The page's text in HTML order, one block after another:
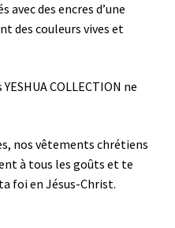
des encres d’une
des couleurs vives et
COLLECTION ne
nos vêtements chrétiens
à tous les goûts et te
foi en Jésus-Christ.